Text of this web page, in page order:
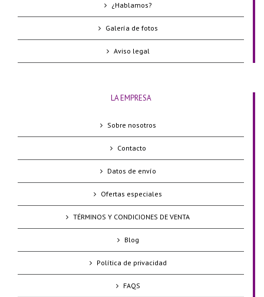
¿Hablamos?
Galería de fotos
Aviso legal
LA EMPRESA
Sobre nosotros
Contacto
Datos de envío
Ofertas especiales
TÉRMINOS Y CONDICIONES DE VENTA
Blog
Política de privacidad
FAQS